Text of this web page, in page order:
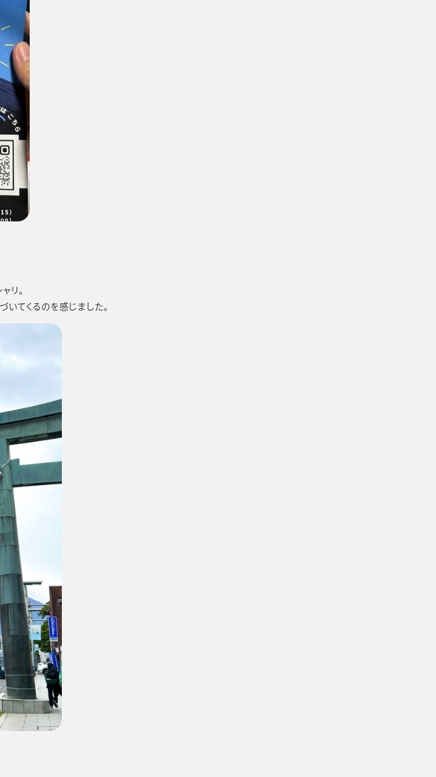
リ。
てくるのを感じました。